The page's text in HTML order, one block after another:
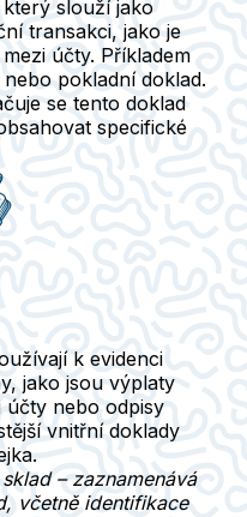
slouží jako
transakci, jako je
účty. Příkladem
pokladní doklad.
se tento doklad
specifické
k evidenci
jako jsou výplaty
účty nebo odpisy
vnitřní doklady
– zaznamenává
včetně identifikace